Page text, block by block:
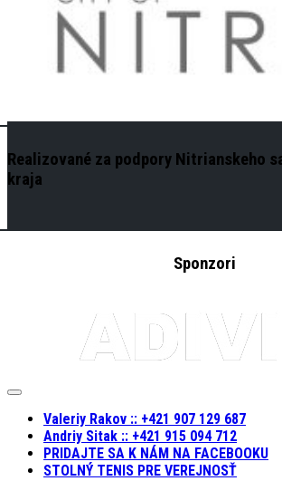
Realizované za podpory Nitrianskeho
kraja
Sponzori
Expand
Valeriy Rakov :: +421 907 129 687
Andriy Sitak :: +421 915 094 712
PRIDAJTE SA K NÁM NA FACEBOOKU
STOLNÝ TENIS PRE VEREJNOSŤ